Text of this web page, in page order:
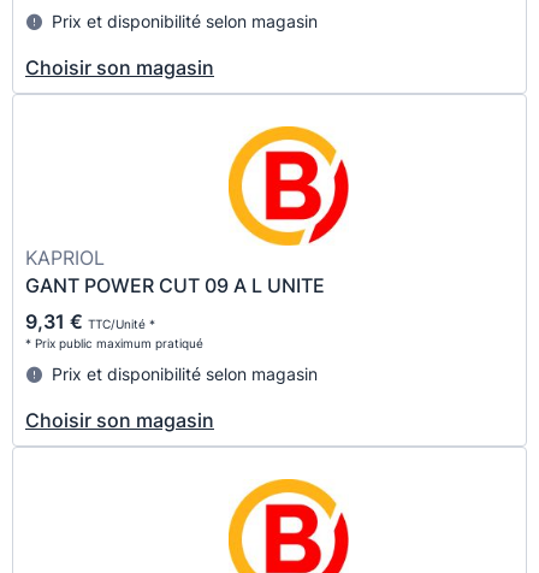
Prix et disponibilité selon magasin
Choisir son magasin
KAPRIOL
GANT POWER CUT 09 A L UNITE
9,31 € TTC/Unité *
* Prix public maximum pratiqué
Prix et disponibilité selon magasin
Choisir son magasin